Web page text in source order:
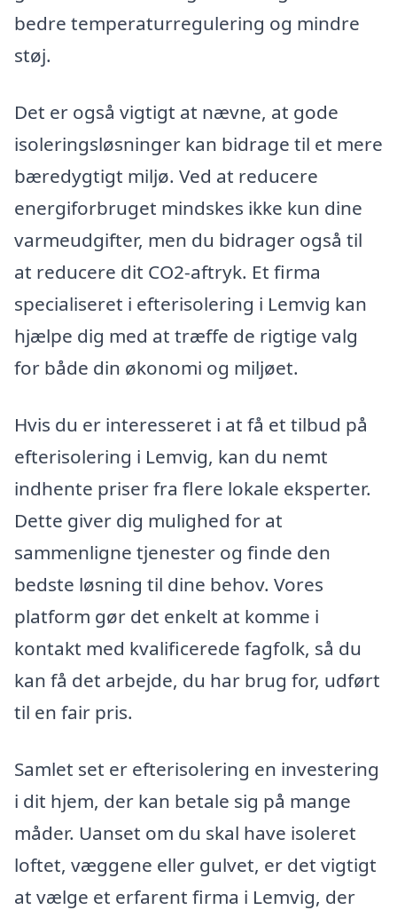
bedre temperaturregulering og mindre
støj.
Det er også vigtigt at nævne, at gode
isoleringsløsninger kan bidrage til et mere
bæredygtigt miljø. Ved at reducere
energiforbruget mindskes ikke kun dine
varmeudgifter, men du bidrager også til
at reducere dit CO2-aftryk. Et firma
specialiseret i efterisolering i Lemvig kan
hjælpe dig med at træffe de rigtige valg
for både din økonomi og miljøet.
Hvis du er interesseret i at få et tilbud på
efterisolering i Lemvig, kan du nemt
indhente priser fra flere lokale eksperter.
Dette giver dig mulighed for at
sammenligne tjenester og finde den
bedste løsning til dine behov. Vores
platform gør det enkelt at komme i
kontakt med kvalificerede fagfolk, så du
kan få det arbejde, du har brug for, udført
til en fair pris.
Samlet set er efterisolering en investering
i dit hjem, der kan betale sig på mange
måder. Uanset om du skal have isoleret
loftet, væggene eller gulvet, er det vigtigt
at vælge et erfarent firma i Lemvig, der